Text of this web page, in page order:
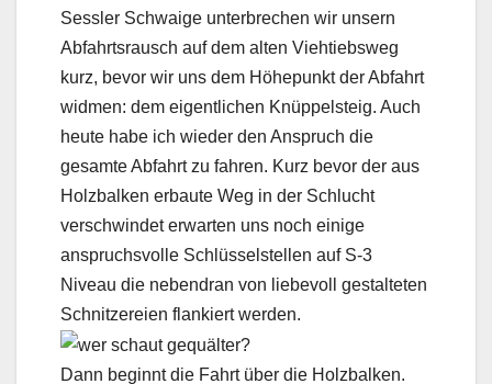
Sessler Schwaige unterbrechen wir unsern
Abfahrtsrausch auf dem alten Viehtiebsweg
kurz, bevor wir uns dem Höhepunkt der Abfahrt
widmen: dem eigentlichen Knüppelsteig. Auch
heute habe ich wieder den Anspruch die
gesamte Abfahrt zu fahren. Kurz bevor der aus
Holzbalken erbaute Weg in der Schlucht
verschwindet erwarten uns noch einige
anspruchsvolle Schlüsselstellen auf S-3
Niveau die nebendran von liebevoll gestalteten
Schnitzereien flankiert werden.
Dann beginnt die Fahrt über die Holzbalken.